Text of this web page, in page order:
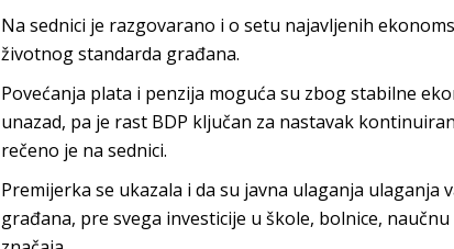
Na sednici je razgovarano i o setu najavljenih
životnog standarda građana.
Povećanja plata i penzija moguća su zbog stabilne
unazad, pa je rast BDP ključan za nastavak
rečeno je na sednici.
Premijerka se ukazala i da su javna ulaganja
građana, pre svega investicije u škole, bolnice,